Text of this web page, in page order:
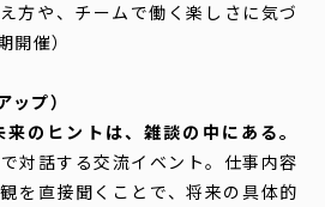
方や、チームで働く楽しさに気づ
開催）
プ）
来のヒントは、雑談の中にある。
対話する交流イベント。仕事内容
を直接聞くことで、将来の具体的